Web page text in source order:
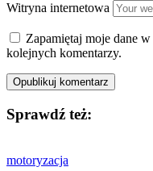
Witryna internetowa
Zapamiętaj moje dane
kolejnych komentarzy.
Sprawdź też:
motoryzacja